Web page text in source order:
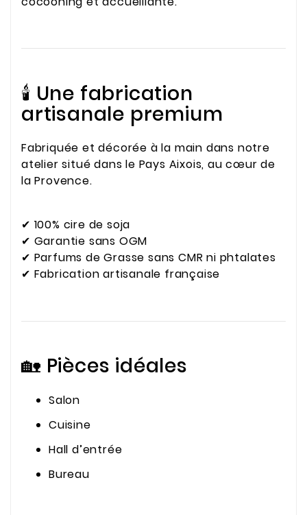
🕯️ Une fabrication
artisanale premium
Fabriquée et décorée à la main dans notre
atelier situé dans le Pays Aixois, au cœur de
la Provence.
✔ 100% cire de soja
✔ Garantie sans OGM
✔ Parfums de Grasse sans CMR ni phtalates
✔ Fabrication artisanale française
🏡 Pièces idéales
Salon
Cuisine
Hall d’entrée
Bureau